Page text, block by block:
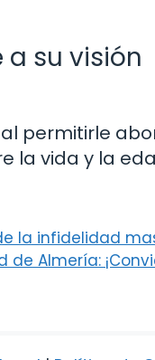
su visión
permitirle
la vida y la
la infidelidad
de Almería: